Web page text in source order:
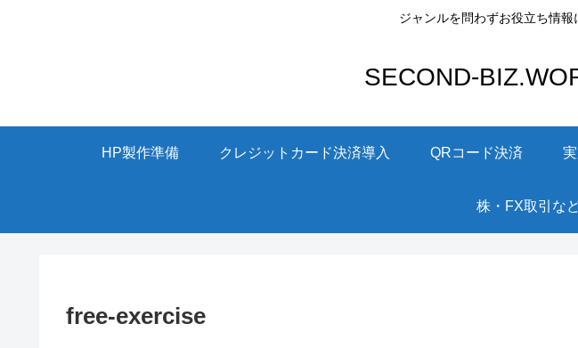
ジャンルを問わずお役立ち情報
SECOND-
HP製作準備 クレジットカード決済導入 QRコード決済
株・FX取引な
free-exercise